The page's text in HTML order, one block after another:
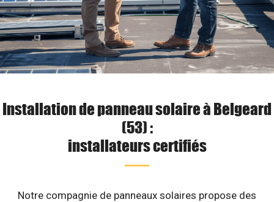
Installation de panneau solaire à Belgeard
(53) :
installateurs certifiés
Notre compagnie de panneaux solaires propose des